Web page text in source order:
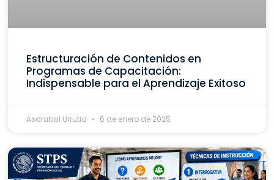
Estructuración de Contenidos en
Programas de Capacitación:
Indispensable para el Aprendizaje Exitoso
Asdrubal Urrutia 6 de enero de 2025